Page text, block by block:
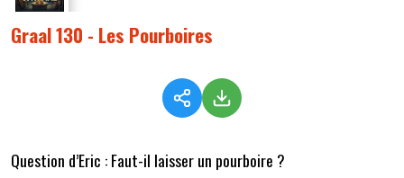
Graal 130 - Les Pourboires
Question d’Eric : Faut-il laisser un pourboire ?